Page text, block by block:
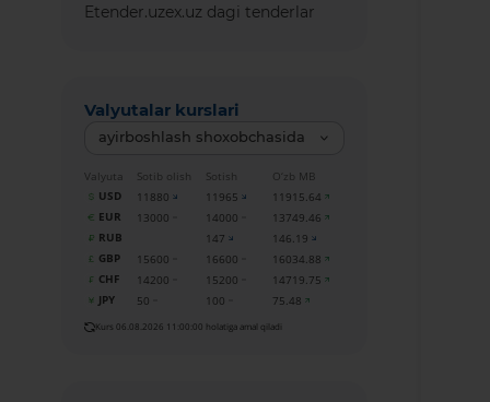
Etender.uzex.uz dagi tenderlar
Valyutalar kurslari
ayirboshlash shoxobchasida
Valyuta Sotib olish Sotish
O‘zb MB
USD
11880 11965
11915.64
EUR
13000 14000
13749.46
RUB
147
146.19
GBP
15600 16600
16034.88
CHF
14200 15200
14719.75
JPY
50 100 75.48
Kurs 06.08.2026 11:00:00 holatiga amal qiladi